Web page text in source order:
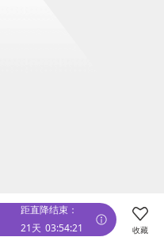
距直降结束：
21天 03:54:21 收藏